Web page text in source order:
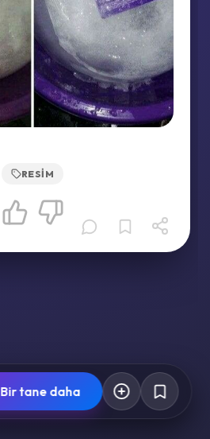
RESIM
Bir tane daha